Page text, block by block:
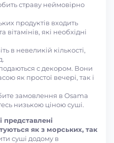
страву неймовірно
продуктів входить
вітамінів, які необхідні
в невеликій кількості,
с декором. Вони
як простої вечері, так і
замовлення в Osama
низькою ціною суші.
як з морських, так
суші додому в